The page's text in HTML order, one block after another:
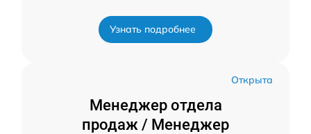
Узнать подробнее
Открыта
Менеджер отдела
продаж / Менеджер